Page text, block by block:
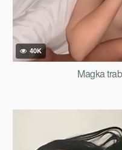
40K
Magka